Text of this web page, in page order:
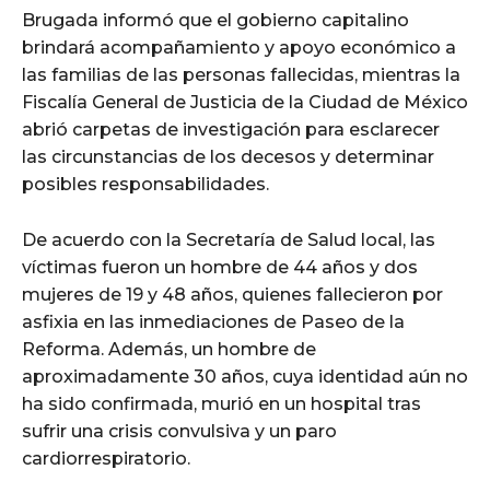
Brugada informó que el gobierno capitalino
brindará acompañamiento y apoyo económico a
las familias de las personas fallecidas, mientras la
Fiscalía General de Justicia de la Ciudad de México
abrió carpetas de investigación para esclarecer
las circunstancias de los decesos y determinar
posibles responsabilidades.
De acuerdo con la Secretaría de Salud local, las
víctimas fueron un hombre de 44 años y dos
mujeres de 19 y 48 años, quienes fallecieron por
asfixia en las inmediaciones de Paseo de la
Reforma. Además, un hombre de
aproximadamente 30 años, cuya identidad aún no
ha sido confirmada, murió en un hospital tras
sufrir una crisis convulsiva y un paro
cardiorrespiratorio.